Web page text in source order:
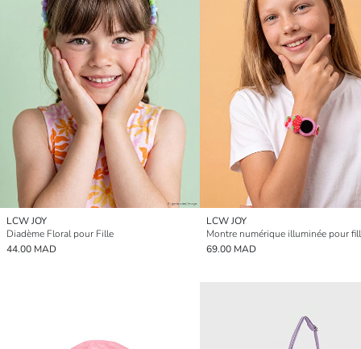
LCW JOY
Diadème Floral pour Fille
44.00 MAD
LCW JOY
Montre numérique illuminée pour
69.00 MAD